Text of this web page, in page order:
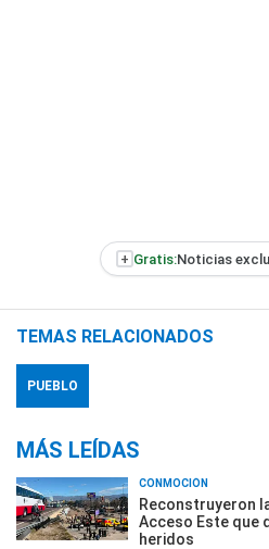
+ Gratis:Noticias
TEMAS RELACIONADOS
PUEBLO
MÁS LEÍDAS
CONMOCIÓN
Reconstruyeron
Acceso Este que
heridos